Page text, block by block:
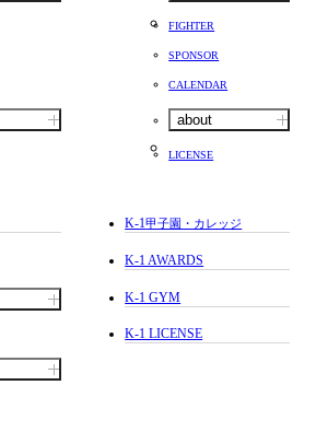
FIGHTER
SPONSOR
CALENDAR
about
LICENSE
K-1甲子園・カレッジ
K-1 AWARDS
K-1 GYM
K-1 LICENSE